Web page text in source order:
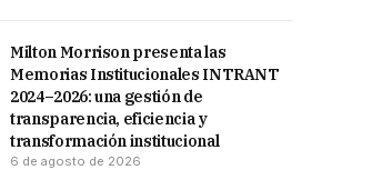
Milton Morrison presenta las
Memorias Institucionales INTRANT
2024–2026: una gestión de
transparencia, eficiencia y
transformación institucional
6 de agosto de 2026